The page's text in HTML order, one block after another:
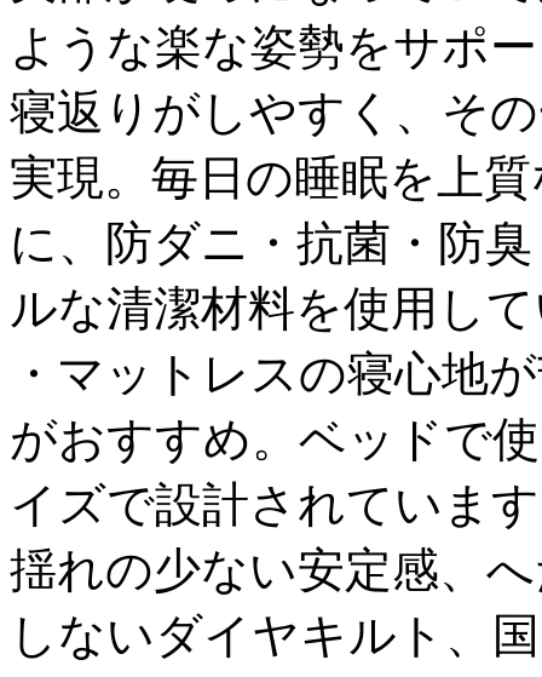
ような楽な姿勢をサポ
寝返りがしやすく、そ
実現。毎日の睡眠を上
に、防ダニ・抗菌・防
ルな清潔材料を使用し
・マットレスの寝心地
がおすすめ。ベッドで
イズで設計されていま
揺れの少ない安定感、
しないダイヤキルト、